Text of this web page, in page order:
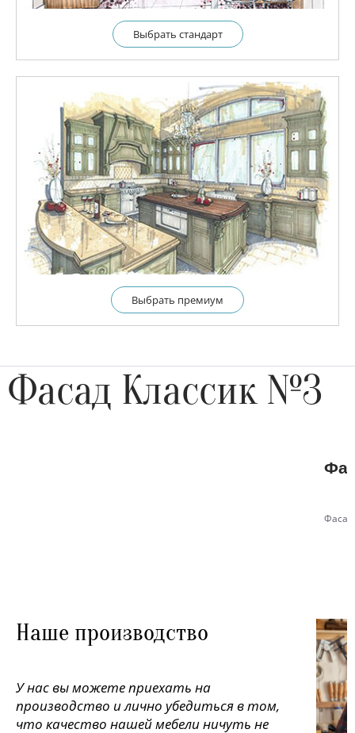
Выбрать cтандарт
Выбрать премиум
Фасад Классик №3
Наше производство
У нас вы можете приехать на
производство и лично убедиться в том,
что качество нашей мебели ничуть не